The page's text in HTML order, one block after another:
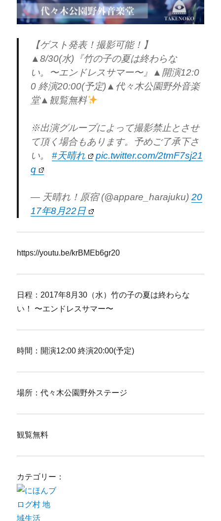
【ゲスト発表！撮影可能！】
▲8/30(水)『竹の子の夏は終わらな
い。〜エンドレスサマー〜』▲開演12:0
0 終演20:00(予定)▲代々木公園野外音楽
堂▲観覧無料
※出演グループによって撮影禁止とさせ
て頂く場合もあります。予めご了承下さ
い。#天晴れ
pic.twitter.com/2tmF7sj21
q
— 天晴れ！原宿 (@appare_harajuku)20
17年8月22日
https://youtu.be/krBMEb6gr20
日程：2017年8月30（水）竹の子の夏は終わらな
い！ 〜エンドレスサマー〜
時間：開演12:00 終演20:00(予定)
場所：代々木公園野外ステージ
観覧無料
カテゴリー：